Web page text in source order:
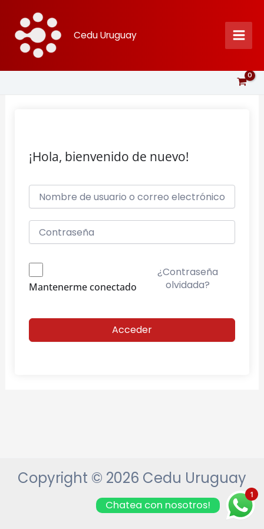
contenido
Cedu Uruguay
¡Hola, bienvenido de nuevo!
Mantenerme conectado
¿Contraseña
olvidada?
Acceder
Copyright © 2026 Cedu Uruguay
1
Chatea con nosotros!